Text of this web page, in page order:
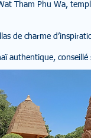
Tham Phu Wa,
de charme
authentique, conseillé